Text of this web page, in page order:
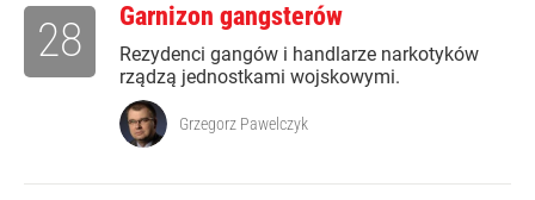
Garnizon gangsterów
Rezydenci gangów i handlarze narkotyków
rządzą jednostkami wojskowymi.
28
Grzegorz Pawelczyk